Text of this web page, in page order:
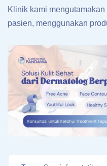
Klinik kami
pasien, menggunakan